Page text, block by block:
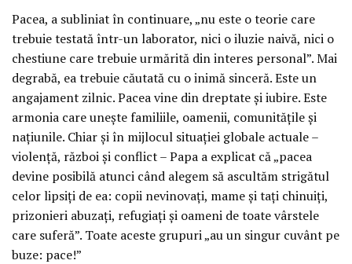
Pacea, a subliniat în continuare, „nu este o teorie care
trebuie testată într-un laborator, nici o iluzie naivă, nici o
chestiune care trebuie urmărită din interes personal”. Mai
degrabă, ea trebuie căutată cu o inimă sinceră. Este un
angajament zilnic. Pacea vine din dreptate și iubire. Este
armonia care unește familiile, oamenii, comunitățile și
națiunile. Chiar și în mijlocul situației globale actuale –
violență, război și conflict – Papa a explicat că „pacea
devine posibilă atunci când alegem să ascultăm strigătul
celor lipsiți de ea: copii nevinovați, mame și tați chinuiți,
prizonieri abuzați, refugiați și oameni de toate vârstele
care suferă”. Toate aceste grupuri „au un singur cuvânt pe
buze: pace!”